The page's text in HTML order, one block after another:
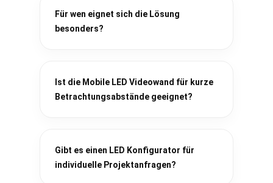
Für wen eignet sich die Lösung
besonders?
Ist die Mobile LED Videowand für kurze
Betrachtungsabstände geeignet?
Gibt es einen LED Konfigurator für
individuelle Projektanfragen?